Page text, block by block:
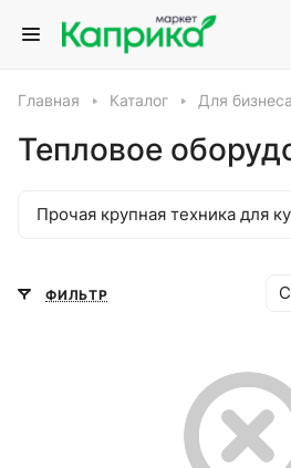
Главная Каталог Для бизнеса
Тепловое
Прочая крупная техника для
ФИЛЬТР